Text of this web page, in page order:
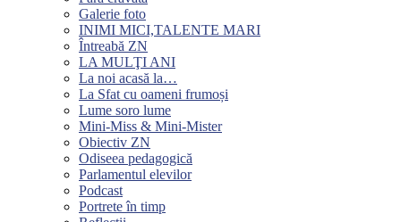
Galerie foto
INIMI MICI,TALENTE MARI
Întreabă ZN
LA MULŢI ANI
La noi acasă la…
La Sfat cu oameni frumoși
Lume soro lume
Mini-Miss & Mini-Mister
Obiectiv ZN
Odiseea pedagogică
Parlamentul elevilor
Podcast
Portrete în timp